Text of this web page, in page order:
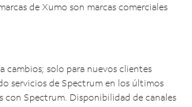
de Xumo son marcas comerciales
solo para nuevos clientes
servicios de Spectrum en los últimos
con Spectrum. Disponibilidad de canales